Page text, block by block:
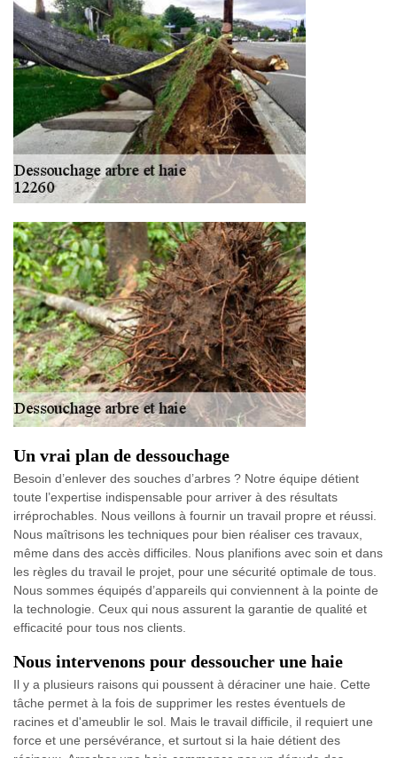
Un vrai plan de dessouchage
Besoin d’enlever des souches d’arbres ? Notre équipe détient
toute l’expertise indispensable pour arriver à des résultats
irréprochables. Nous veillons à fournir un travail propre et réussi.
Nous maîtrisons les techniques pour bien réaliser ces travaux,
même dans des accès difficiles. Nous planifions avec soin et dans
les règles du travail le projet, pour une sécurité optimale de tous.
Nous sommes équipés d’appareils qui conviennent à la pointe de
la technologie. Ceux qui nous assurent la garantie de qualité et
efficacité pour tous nos clients.
Nous intervenons pour dessoucher une haie
Il y a plusieurs raisons qui poussent à déraciner une haie. Cette
tâche permet à la fois de supprimer les restes éventuels de
racines et d'ameublir le sol. Mais le travail difficile, il requiert une
force et une persévérance, et surtout si la haie détient des